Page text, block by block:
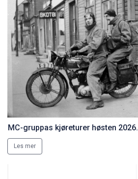
MC-gruppas kjøreturer høsten 2026.
Les mer